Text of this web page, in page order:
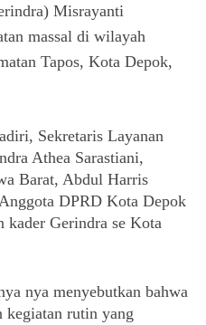
Misrayanti
massal di wilayah
Tapos, Kota Depok,
Sekretaris Layanan
Athea Sarastiani,
Barat, Abdul Harris
DPRD Kota Depok
kader Gerindra se Kota
nya menyebutkan bahwa
kegiatan rutin yang